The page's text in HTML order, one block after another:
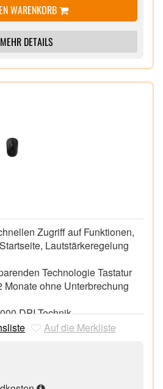
WARENKORB
MEHR DETAILS
Zugriff auf Funktionen,
Lautstärkeregelung
Technologie Tastatur
Monate ohne Unterbrechung
DPI-Technik,
einfach einstecken und
Auf die Merkliste